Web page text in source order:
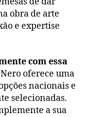
obra de arte
e expertise
com essa
Nero oferece uma
nacionais e
selecionadas.
a sua